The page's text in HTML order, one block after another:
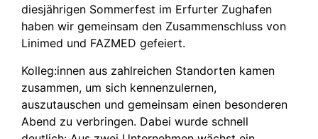
diesjährigen Sommerfest im Erfurter Zughafen
haben wir gemeinsam den Zusammenschluss von
Linimed und FAZMED gefeiert.
Kolleg:innen aus zahlreichen Standorten kamen
zusammen, um sich kennenzulernen,
auszutauschen und gemeinsam einen besonderen
Abend zu verbringen. Dabei wurde schnell